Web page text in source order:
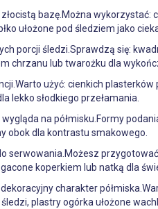
bazę.Można wykorzystać:
ułożone pod śledziem jako
porcji śledzi.Sprawdzą się:
chrzanu lub twarożku dla
użyć: cienkich
lekko słodkiego przełamania.
na półmisku.Formy
obok dla kontrastu smakowego.
serwowania.Możesz
koperkiem lub natką dla
charakter
plastry ogórka ułożone